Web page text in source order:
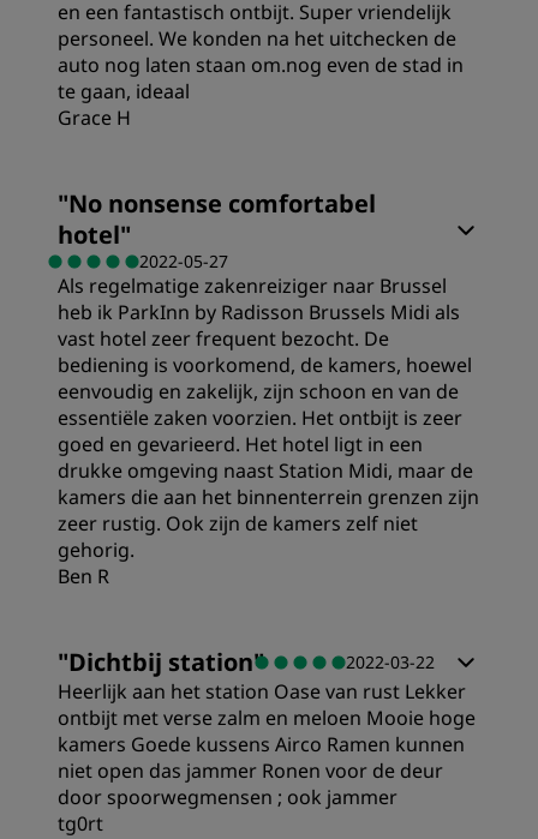
Locatie
Service
en een fantastisch ontbijt. Super vriendelijk
personeel. We konden na het uitchecken de
auto nog laten staan om.nog even de stad in
te gaan, ideaal
Grace H
Prijs/kwaliteit
Slaapkwaliteit
Locatie
Hygiëne
Service
"No nonsense comfortabel
hotel"
2022-05-27
Als regelmatige zakenreiziger naar Brussel
heb ik ParkInn by Radisson Brussels Midi als
vast hotel zeer frequent bezocht. De
bediening is voorkomend, de kamers, hoewel
eenvoudig en zakelijk, zijn schoon en van de
essentiële zaken voorzien. Het ontbijt is zeer
goed en gevarieerd. Het hotel ligt in een
drukke omgeving naast Station Midi, maar de
kamers die aan het binnenterrein grenzen zijn
zeer rustig. Ook zijn de kamers zelf niet
gehorig.
Ben R
Prijs/kwaliteit
Slaapkwaliteit
"Dichtbij station" 2022-03-22
Heerlijk aan het station Oase van rust Lekker
ontbijt met verse zalm en meloen Mooie hoge
kamers Goede kussens Airco Ramen kunnen
niet open das jammer Ronen voor de deur
door spoorwegmensen ; ook jammer
tg0rt